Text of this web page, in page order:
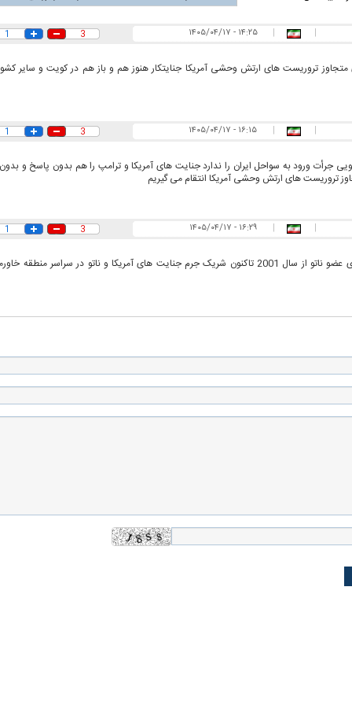
|
| ۱۴:۲۵ - ۱۴۰۵/۰۴/۱۷ 3
1
متجاوز تروریست های ارتش وحشی آمریکا جنایتکار هنوز هم و باز هم در کویت و سایر
|
| ۱۶:۱۵ - ۱۴۰۵/۰۴/۱۷ 3
1
جرأت ورود به سواحل ایران را ندارد جنایت های آمریکا و ترامپ را هم بدون پاسخ و
تروریست های ارتش وحشی آمریکا انتقام می گیریم
|
| ۱۶:۲۹ - ۱۴۰۵/۰۴/۱۷ 3
1
کشورهای عضو ناتو از سال 2001 تاکنون شریک جرم جنایت های آمریکا و ناتو در سراسر
یک سلسله |